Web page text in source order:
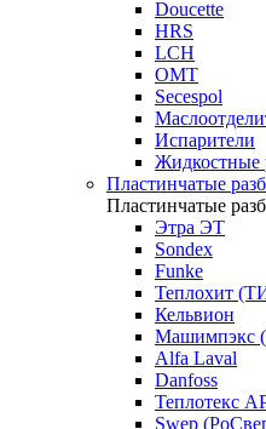
Doucette
HRS
LCH
OMT
Secespol
Испарители
Жидкостные
Пластинчатые
Пластинчатые
Этра ЭТ
Sondex
Funke
Теплохит
Кельвион
Машимпэкс
Alfa Laval
Danfoss
Теплотекс
Swep